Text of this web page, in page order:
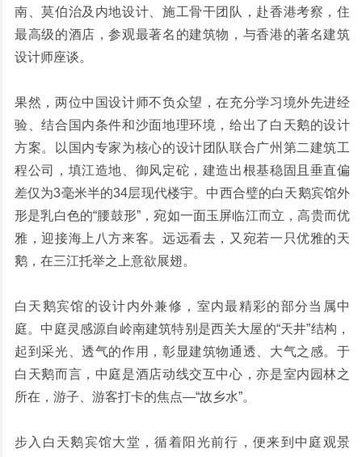
南、莫伯治及内地设计、施工骨干团队，赴香港考察，住
最高级的酒店，参观最著名的建筑物，与香港的著名建筑
设计师座谈。
果然，两位中国设计师不负众望，在充分学习境外先进经
验、结合国内条件和沙面地理环境，给出了白天鹅的设计
方案。以国内专家为核心的设计团队联合广州第二建筑工
程公司，填江造地、御风定砣，建造出根基稳固且垂直偏
差仅为3毫米半的34层现代楼宇。中西合璧的白天鹅宾馆外
形是乳白色的“腰鼓形”，宛如一面玉屏临江而立，高贵而优
雅，迎接海上八方来客。远远看去，又宛若一只优雅的天
鹅，在三江托举之上意欲展翅。
白天鹅宾馆的设计内外兼修，室内最精彩的部分当属中
庭。中庭灵感源自岭南建筑特别是西关大屋的“天井”结构，
起到采光、透气的作用，彰显建筑物通透、大气之感。于
白天鹅而言，中庭是酒店动线交互中心，亦是室内园林之
所在，游子、游客打卡的焦点—“故乡水”。
步入白天鹅宾馆大堂，循着阳光前行，便来到中庭观景